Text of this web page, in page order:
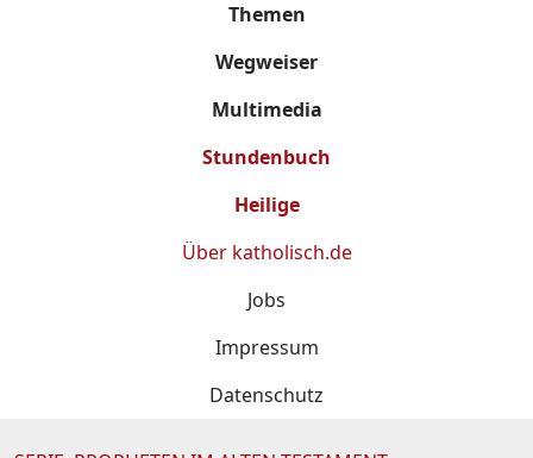
Themen
Wegweiser
Multimedia
Stundenbuch
Heilige
Über katholisch.de
Jobs
Impressum
Datenschutz